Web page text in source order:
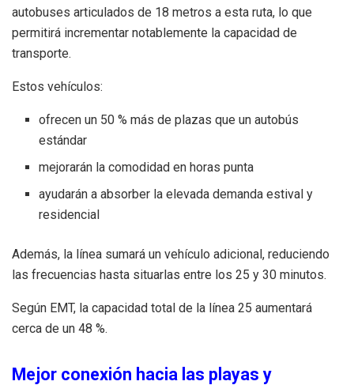
autobuses articulados de 18 metros a esta ruta, lo que
permitirá incrementar notablemente la capacidad de
transporte.
Estos vehículos:
ofrecen un 50 % más de plazas que un autobús
estándar
mejorarán la comodidad en horas punta
ayudarán a absorber la elevada demanda estival y
residencial
Además, la línea sumará un vehículo adicional, reduciendo
las frecuencias hasta situarlas entre los 25 y 30 minutos.
Según EMT, la capacidad total de la línea 25 aumentará
cerca de un 48 %.
Mejor conexión hacia las playas y